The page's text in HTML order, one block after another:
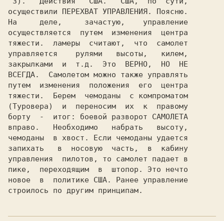
осуществили ПЕРЕХВАТ УПРАВЛЕНИЯ. Поясню.
На     деле,     зачастую,    управление
осуществляется  путем  изменения  центра
тяжести.  ламеры  считают,  что  самолет
управляется    рулями   высоты,   килем,
закрылками  и  т.д.  Это  ВЕРНО,  НО  НЕ
ВСЕГДА.  Самолетом можно также управлять
путем  изменения  положения  его  центра
тяжести.  Берем  чемоданы  с компроматом
(Туровера)  и  переносим  их  к  правому
борту  -  итог: боевой разворот САМОЛЕТА
вправо.   Необходимо   набрать   высоту,
чемоданы  в хвост. Если чемоданы удается
управления  пилотов, то самолет падает в
пике,  переходящим  в  штопор. Это нечто
новое  в  политике США. Ранее управление